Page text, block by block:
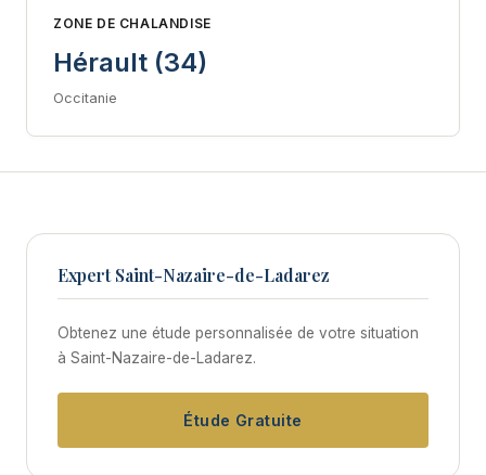
ZONE DE CHALANDISE
Hérault (34)
Occitanie
Expert Saint-Nazaire-de-Ladarez
Obtenez une étude personnalisée de votre situation
à Saint-Nazaire-de-Ladarez.
Étude Gratuite